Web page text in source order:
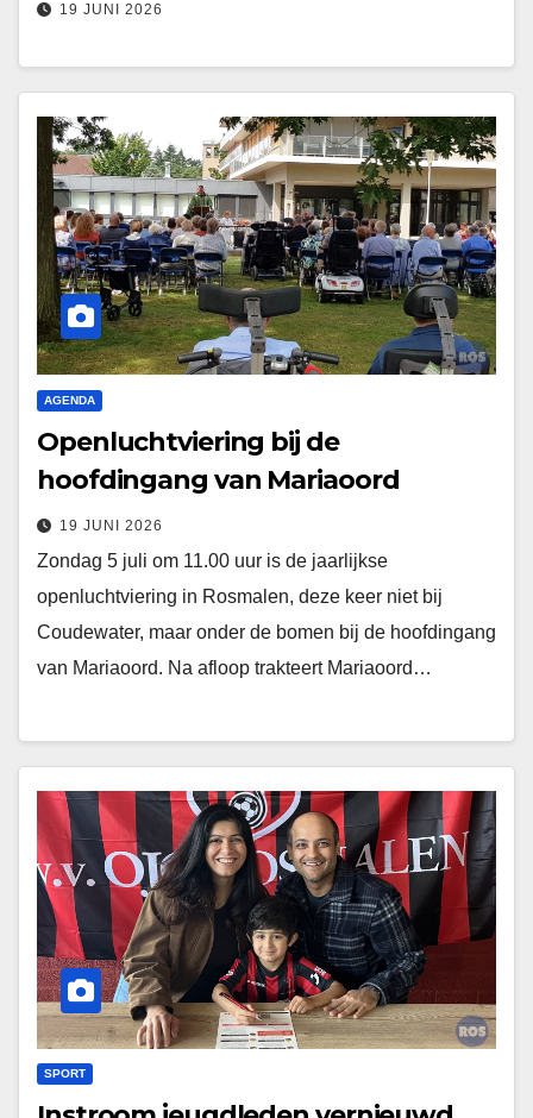
19 JUNI 2026
AGENDA
Openluchtviering bij de
hoofdingang van Mariaoord
19 JUNI 2026
Zondag 5 juli om 11.00 uur is de jaarlijkse
openluchtviering in Rosmalen, deze keer niet bij
Coudewater, maar onder de bomen bij de hoofdingang
van Mariaoord. Na afloop trakteert Mariaoord…
SPORT